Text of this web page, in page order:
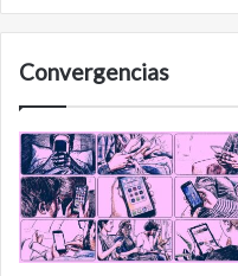
Convergencias